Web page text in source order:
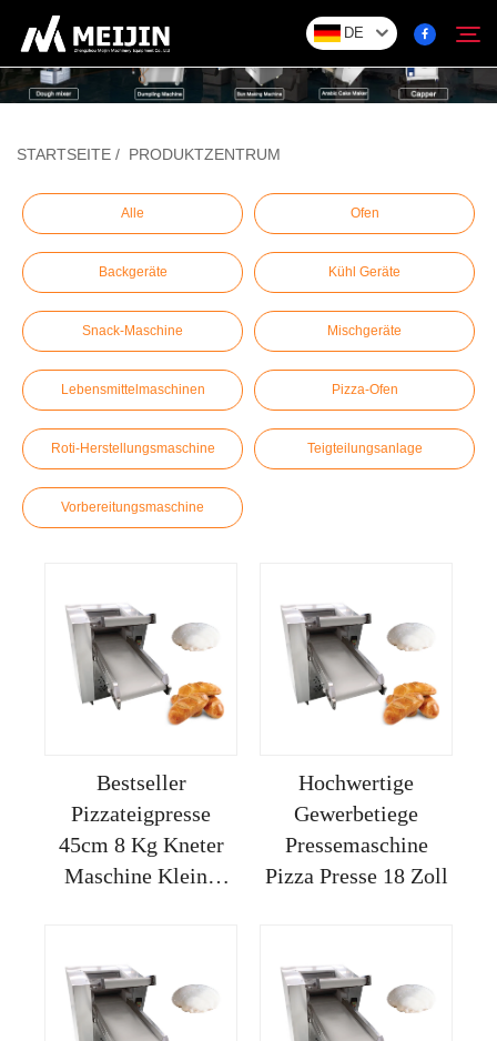
DE
Unternehmen
LÖSUNG
Produktzentrum
Service
Kontakt
STARTSEITE / PRODUKTZENTRUM
Alle Ofen
Backgeräte Kühl Geräte
Snack-Maschine Mischgeräte
Lebensmittelmaschinen Pizza-Ofen
Roti-Herstellungsmaschine Teigteilungsanlage
Vorbereitungsmaschine
Bestseller
Pizzateigpresse
45cm 8 Kg Kneter
Maschine Kleine
Hochwertige
Gewerbetiege
Pressemaschine
Pizza Presse 18 Zoll